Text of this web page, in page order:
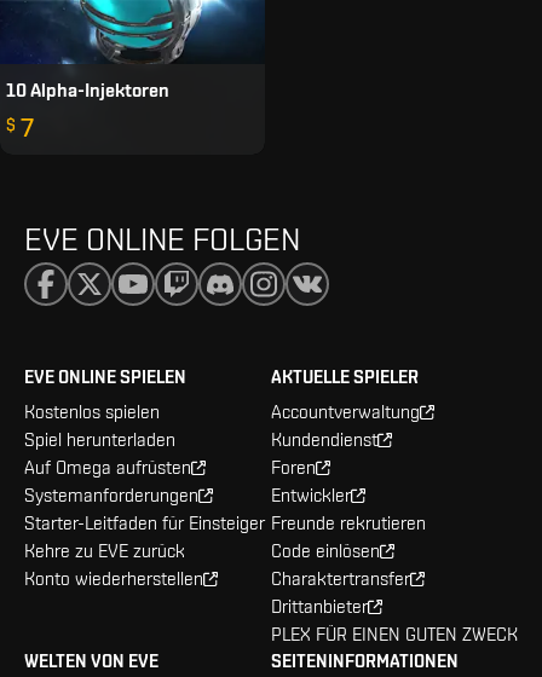
10 Alpha-Injektoren
$ 7
EVE ONLINE FOLGEN
EVE ONLINE SPIELEN
Kostenlos spielen
Spiel herunterladen
Auf Omega aufrüsten
Systemanforderungen
Starter-Leitfaden für Einsteiger
Kehre zu EVE zurück
Konto wiederherstellen
AKTUELLE SPIELER
Accountverwaltung
Kundendienst
Foren
Entwickler
Freunde rekrutieren
Code einlösen
Charaktertransfer
Drittanbieter
PLEX FÜR EINEN GUTEN ZWECK
WELTEN VON EVE SEITENINFORMATIONEN